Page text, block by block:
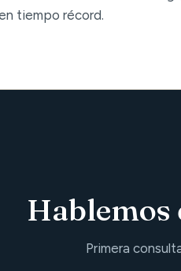
tiempo récord.
Hablemos
Primera